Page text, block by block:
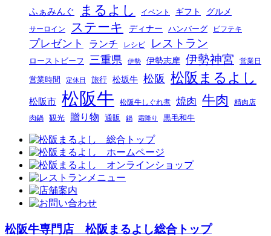
ふぁみんぐ まるよし イベント ギフト グルメ
サーロイン ステーキ ディナー ハンバーグ ビフテキ
プレゼント ランチ レシピ レストラン
ローストビーフ 三重県 伊勢 伊勢志摩 伊勢神宮 営業日
営業時間 定休日 旅行 松坂牛 松阪 松阪まるよし
松阪市 松阪牛 松阪牛しぐれ煮 焼肉 牛肉
精肉店
肉鍋
観光 贈り物 通販 鍋 霜降り 黒毛和牛
松阪牛専門店 松阪まるよし総合トップ